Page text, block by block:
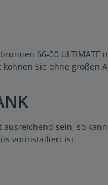
66-00
Sie ohne großen
sein, so
vorinstalliert ist.